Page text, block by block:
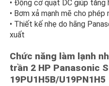
• Động cơ quạt DC giúp tăng
• Bơm xả mạnh mẽ cho phép
• Thiết kế nhẹ do hãng
xuất
Chức năng làm lạnh
trần 2 HP Panasonic
19PU1H5B/U19PN1H5